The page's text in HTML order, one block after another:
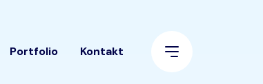
Portfolio Kontakt